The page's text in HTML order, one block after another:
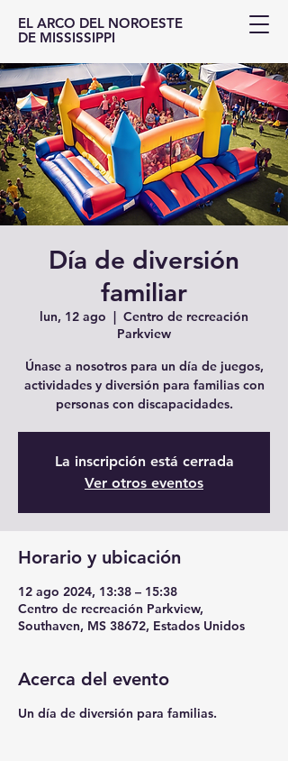
EL ARCO DEL NOROESTE
DE MISSISSIPPI
Día de diversión
familiar
lun, 12 ago
  |
Centro de recreación
Parkview
Únase a nosotros para un día de juegos,
actividades y diversión para familias con
personas con discapacidades.
La inscripción está cerrada
Ver otros eventos
Horario y ubicación
12 ago 2024, 13:38 – 15:38
Centro de recreación Parkview,
Southaven, MS 38672, Estados Unidos
Acerca del evento
Un día de diversión para familias.